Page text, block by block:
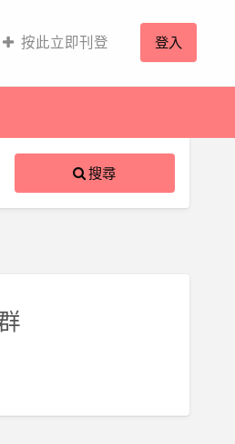
按此立即刊登 登入
搜尋